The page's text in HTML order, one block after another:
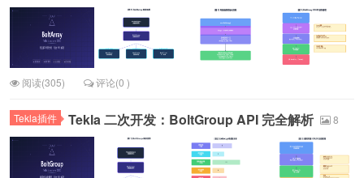
阅读(305) 评论(0 )
Tekla插件 Tekla 二次开发：BoltGroup API 完全解析 8